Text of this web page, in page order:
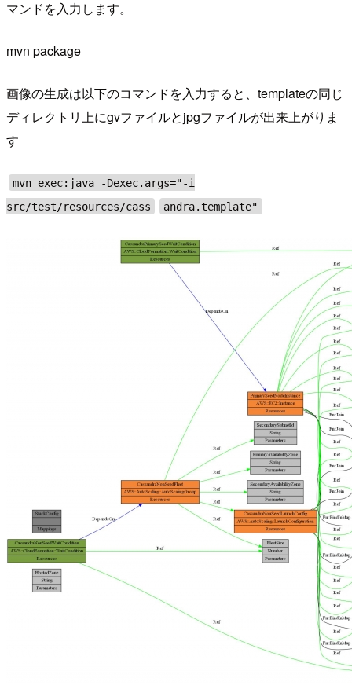
マンドを入力します。
mvn package
画像の生成は以下のコマンドを入力すると、templateの同じ
ディレクトリ上にgvファイルとjpgファイルが出来上がりま
す
mvn exec:java -Dexec.args="-i
src/test/resources/cass
andra.template"